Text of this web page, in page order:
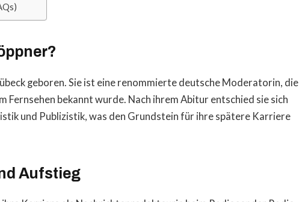
geboren. Sie ist eine renommierte deutsche Moderatorin, die
Fernsehen bekannt wurde. Nach ihrem Abitur entschied sie sich
und Publizistik, was den Grundstein für ihre spätere Karriere
Aufstieg